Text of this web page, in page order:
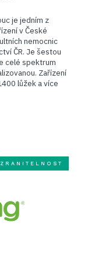
je jedním z
v České
nemocnic
ČR. Je šestou
celé spektrum
Zařízení
lůžek a více
ZRANITELNOST